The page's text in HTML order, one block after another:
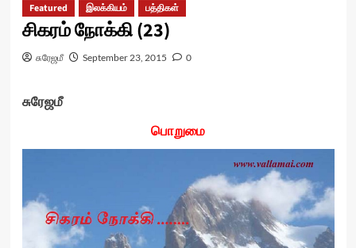
Featured இலக்கியம் பத்திகள்
சிகரம் நோக்கி (23)
சுரேஜமீ September 23, 2015 0
சுரேஜமீ
பொறுமை